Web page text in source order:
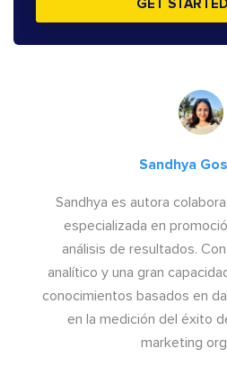
GET
Sandhya
Sandhya es autora
especializada en
análisis de resultados.
analítico y una gran
conocimientos basados en
en la medición del éxito
marketing